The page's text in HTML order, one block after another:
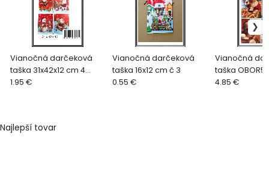
Vianočná darčeková
taška 31x42x12 cm 4
druhy č 1390K
1.95 €
Vianočná darčeková
taška 16x12 cm č 3
0.55 €
Vianočná
taška
cmč 0764P
4.85 €
Najlepší tovar